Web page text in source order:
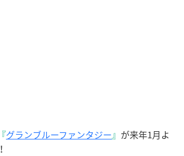
『グランブルーファンタジー』 が来年1月よ
！